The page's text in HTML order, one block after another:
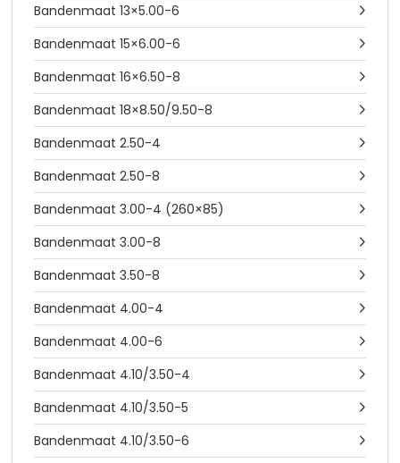
Bandenmaat 13×5.00-6 
Bandenmaat 15×6.00-6 
Bandenmaat 16×6.50-8 
Bandenmaat 18×8.50/9.50-8 
Bandenmaat 2.50-4 
Bandenmaat 2.50-8 
Bandenmaat 3.00-4 (260×85) 
Bandenmaat 3.00-8 
Bandenmaat 3.50-8 
Bandenmaat 4.00-4 
Bandenmaat 4.00-6 
Bandenmaat 4.10/3.50-4 
Bandenmaat 4.10/3.50-5 
Bandenmaat 4.10/3.50-6 